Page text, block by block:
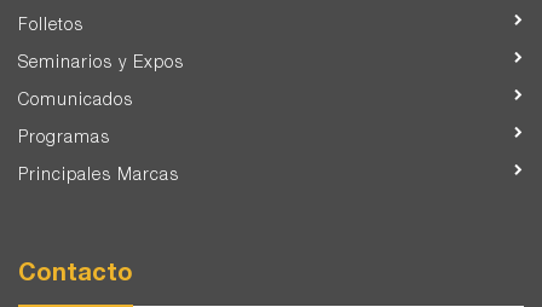
Folletos
Seminarios y Expos
Comunicados
Programas
Principales Marcas
Contacto